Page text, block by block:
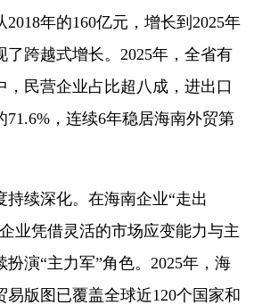
年的160亿元，增长到2025年
了跨越式增长。2025年，全省有
，民营企业占比超八成，进出口
71.6%，连续6年稳居海南外贸第
续深化。在海南企业“走出
业凭借灵活的市场应变能力与主
演“主力军”角色。2025年，海
易版图已覆盖全球近120个国家和